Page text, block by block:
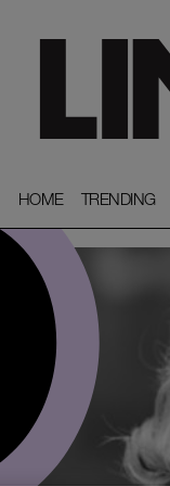
HOME
HOME TRENDING
TRENDING